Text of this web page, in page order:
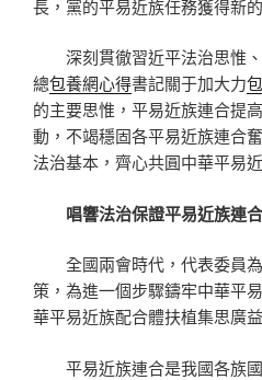
長，黨的平易近族任務獲得新
深刻貫徹習近平法治思惟、
總包養網心得書記關于加大力
的主要思惟，平易近族連合提
動，不竭穩固各平易近族連合
法治基本，齊心共圓中華平易
唱響法治保證平易近族連
全國兩會時代，代表委員為
策，為進一個步驟鑄牢中華平
華平易近族配合體扶植集思廣益
平易近族連合是我國各族國